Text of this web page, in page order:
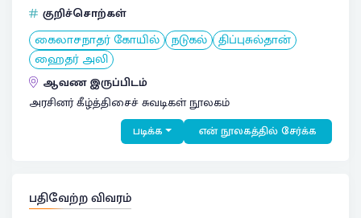
குறிச்சொற்கள்
கைலாசநாதர் கோயில் நடுகல் திப்புசுல்தான்
ஹைதர் அலி
ஆவண இருப்பிடம்
அரசினர் கீழ்த்திசைச் சுவடிகள் நூலகம்
படிக்க என் நூலகத்தில் சேர்க்க
பதிவேற்ற விவரம்